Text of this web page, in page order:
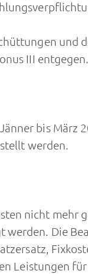
und
III entgegen.
bis März
werden.
nicht mehr
werden. Die
Leistungen